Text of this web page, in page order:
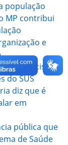
população
MP contribui
e
é preciso
do SUS
diz que é
em
pública que
de Saúde